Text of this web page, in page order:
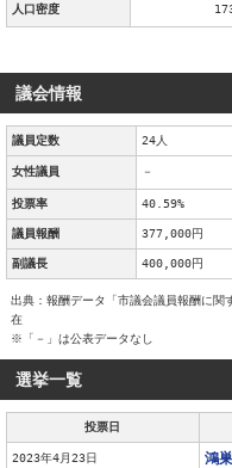
人口密度
議会情報
議員定数 24人
女性議員 －
投票率 40.59%
議員報酬 377,000円
副議長 400,000円
出典：報酬データ「市議会議員報酬に
在
※「－」は公表データなし
選挙一覧
投票日
2023年4月23日 鴻